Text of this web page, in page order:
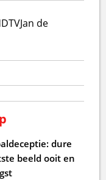
Jan de
dure
beeld ooit en